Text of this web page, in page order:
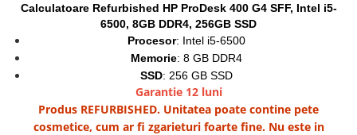
Componente All-in-One
Calculatoare Refurbished HP ProDesk 400 G4 SFF, Intel i5-
6500, 8GB DDR4, 256GB SSD
Procesor: Intel i5-6500
Memorie: 8 GB DDR4
SSD: 256 GB SSD
Garantie 12 luni
Produs REFURBISHED. Unitatea poate contine pete
cosmetice, cum ar fi zgarieturi foarte fine. Nu este in